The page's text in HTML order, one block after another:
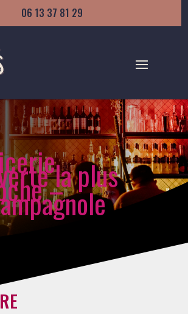
06 13 37 81 29
la plus
–